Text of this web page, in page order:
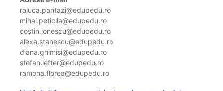
raluca.pantazi@edupedu.ro
mihai.peticila@edupedu.ro
costin.ionescu@edupedu.ro
alexa.stanescu@edupedu.ro
diana.ghimisi@edupedu.ro
stefan.lefter@edupedu.ro
ramona.florea@edupedu.ro